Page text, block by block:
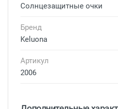
Солнцезащитные очки
Бренд
Keluona
Артикул
2006